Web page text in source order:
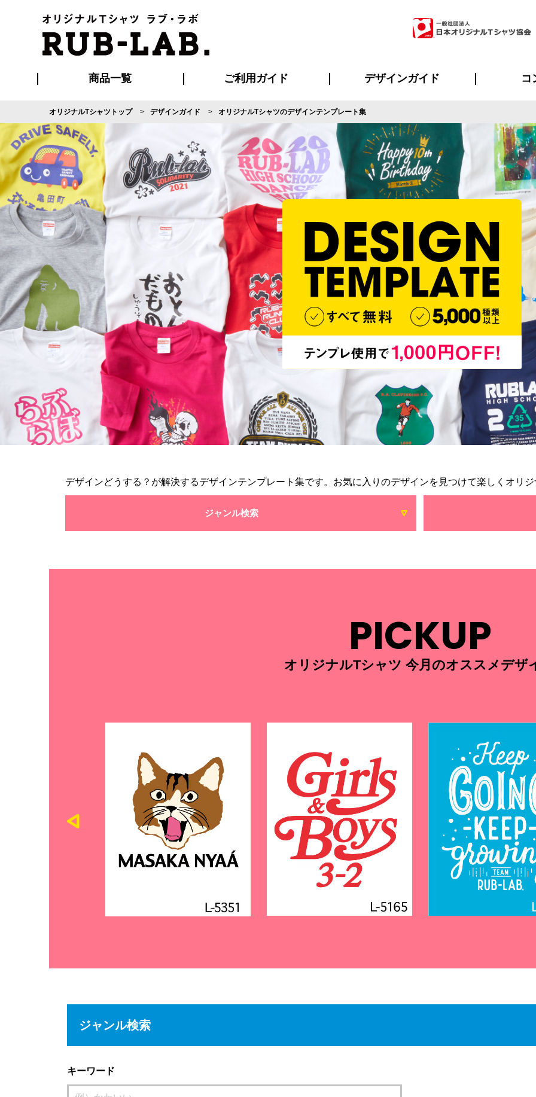
商品一覧
Tシャツ ポロシャツ パーカー・スウェット
ブルゾン・コート セットアップ・ジャージ ツナギ スポー
ハッピ キャップ・バンダナ グッズ全般 の
ご利用ガイド
ご利用ガイド
はじめての方へ
再注文の方へ
お支払い方法について
割引まとめページ
発送・特急サービスについて
版の保管期限について
マイページ会員のメリット
よくあるご質問
デザインガイド
デザイン入稿について
デザイン料について
デザインテンプレート集
デザインシミュレーター
書体一覧（フォント集）
プリント・加工一覧
コ
オリジナルTシャツトップ デザインガイド オリジナルTシャツのデザインテンプレート集
デザインどうする？が解決するデザインテンプレート集です。お気に入りのデザインを見つけて楽しくオリ
ジャンル検索
PICKUP
オリジナルTシャツ 今月のオススメデザ
ジャンル検索
キーワード